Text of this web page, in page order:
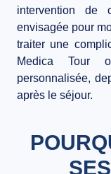
PROPOS
BLOG
intervention de
envisagée pour
traiter une
Medica Tour
personnalisée,
après le séjour.